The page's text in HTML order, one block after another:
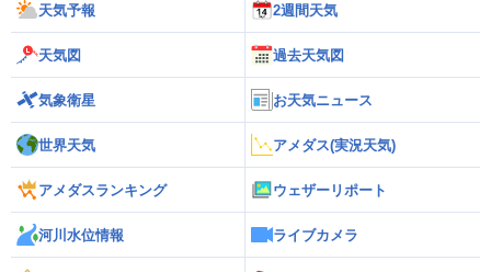
天気予報 2週間天気
天気図 過去天気図
気象衛星 お天気ニュース
世界天気 アメダス(実況天気)
アメダスランキング ウェザーリポート
河川水位情報 ライブカメラ